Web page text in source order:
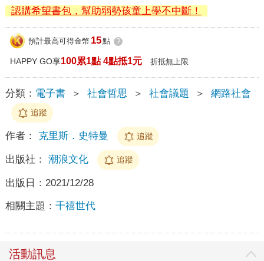
認購希望書包，幫助弱勢孩童上學不中斷！
預計最高可得金幣 15點 ?
HAPPY GO享100累1點 4點抵1元 折抵無上限
分類： 電子書 ＞ 社會哲思 ＞ 社會議題 ＞ 網路社會
追蹤
作者： 克里斯．史特曼 追蹤
出版社： 潮浪文化 追蹤
出版日： 2021/12/28
相關主題： 千禧世代
活動訊息